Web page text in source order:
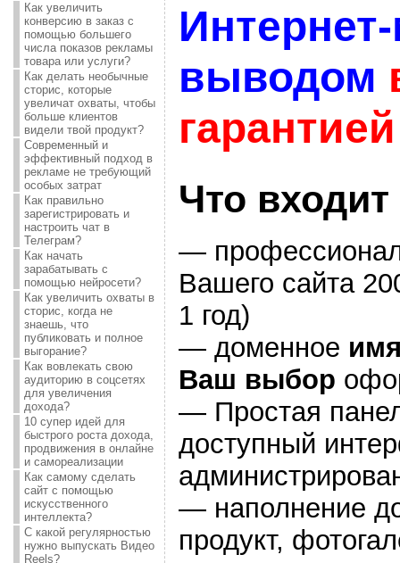
Как увеличить
конверсию в заказ с
помощью большего
числа показов рекламы
товара или услуги?
Как делать необычные
сторис, которые
увеличат охваты, чтобы
больше клиентов
видели твой продукт?
Современный и
эффективный подход в
рекламе не требующий
особых затрат
Как правильно
зарегистрировать и
настроить чат в
Телеграм?
Как начать
зарабатывать с
помощью нейросети?
Как увеличить охваты в
сторис, когда не
знаешь, что
публиковать и полное
выгорание?
Как вовлекать свою
аудиторию в соцсетях
для увеличения
дохода?
10 супер идей для
быстрого роста дохода,
продвижения в онлайне
и самореализации
Как самому сделать
сайт с помощью
искусственного
интеллекта?
С какой регулярностью
нужно выпускать Видео
Reels?
выводом
гарантией
Что
—
Вашего сайта
1 год)
— доменное
Ваш выбор
— Простая
доступный
— наполнение
продукт,